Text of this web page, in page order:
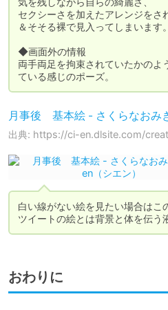
セクシーさを加えたアレンジをさ
＆そそる裸で見入ってしまいます。
◆画面外の情報
両手両足を拘束されていたかのよ
ている感じのポーズ。
月事後 基本絵 - さくらなおみ
出典: https://ci-en.dlsite.com/
白い線がない絵を見たい場合はこ
ツイートの絵とは背景と体を伝う
おわりに